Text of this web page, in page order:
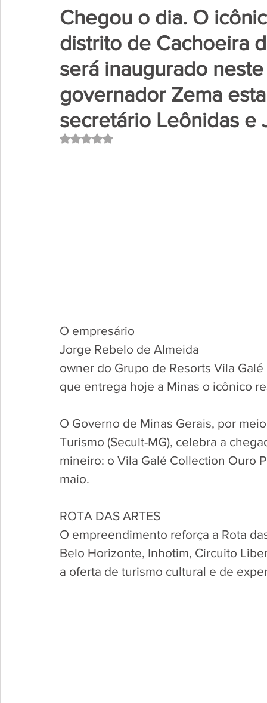
Chegou o dia. O
distrito de Cachoeira
será inaugurado
governador Zema
secretário Leônidas e
Avaliado com NaN de 5 estrelas.
O empresário
Jorge Rebelo de Almeida
owner do Grupo de Resorts Vila Galé
que entrega hoje a Minas o icônico
O Governo de Minas Gerais, por
Turismo (Secult-MG), celebra a
mineiro: o Vila Galé Collection Ouro
maio.
ROTA DAS ARTES
O empreendimento reforça a Rota
Belo Horizonte, Inhotim, Circuito
a oferta de turismo cultural e de